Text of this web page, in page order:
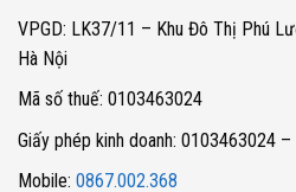
VPGD: LK37/11 – Khu Đô Thị Phú
Hà Nội
Mã số thuế: 0103463024
Giấy phép kinh doanh: 0103463024
Mobile: 0867.002.368